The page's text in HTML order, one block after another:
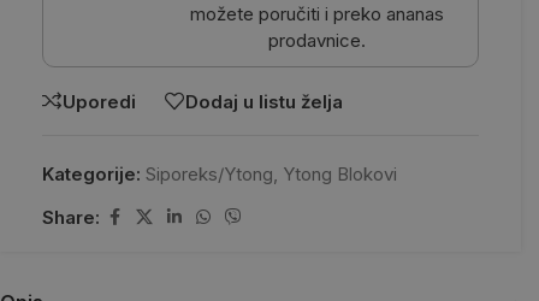
možete poručiti i preko ananas
prodavnice.
Uporedi Dodaj u listu želja
Kategorije: Siporeks/Ytong, Ytong Blokovi
Share: